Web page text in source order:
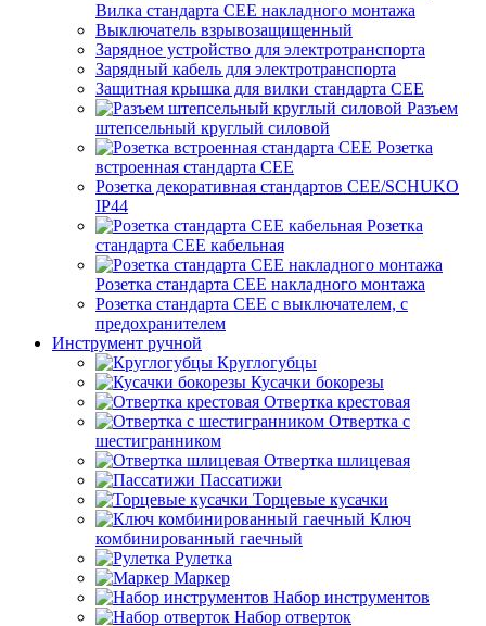
Вилка стандарта CEE накладного монтажа
Выключатель взрывозащищенный
Зарядное устройство для электротранспорта
Зарядный кабель для электротранспорта
Защитная крышка для вилки стандарта CEE
Разъем
штепсельный круглый силовой
Розетка
встроенная стандарта CEE
Розетка декоративная стандартов CEE/SCHUKO
IP44
Розетка
стандарта СЕЕ кабельная
Розетка стандарта СЕЕ накладного монтажа
Розетка стандарта СЕЕ с выключателем, с
предохранителем
Инструмент ручной
Круглогубцы
Кусачки бокорезы
Отвертка крестовая
Отвертка с
шестигранником
Отвертка шлицевая
Пассатижи
Торцевые кусачки
Ключ
комбинированный гаечный
Рулетка
Маркер
Набор инструментов
Набор отверток